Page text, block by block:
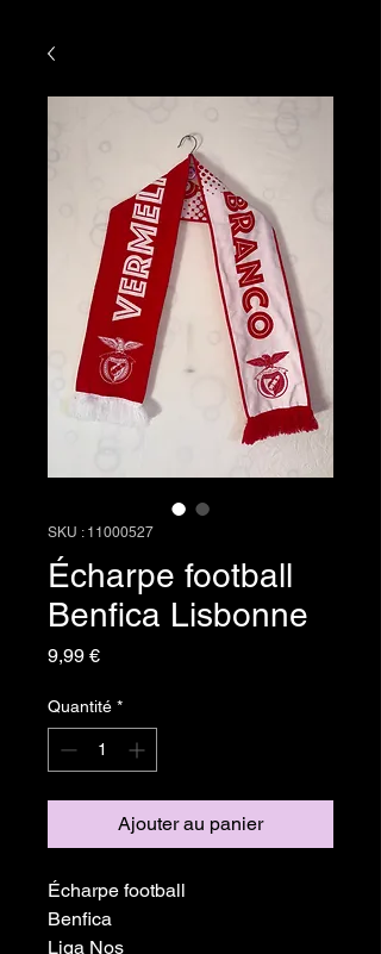
SKU : 11000527
Écharpe football
Benfica Lisbonne
9,99 €Prix
Quantité *
Ajouter au panier
Écharpe football
Benfica
Liga Nos